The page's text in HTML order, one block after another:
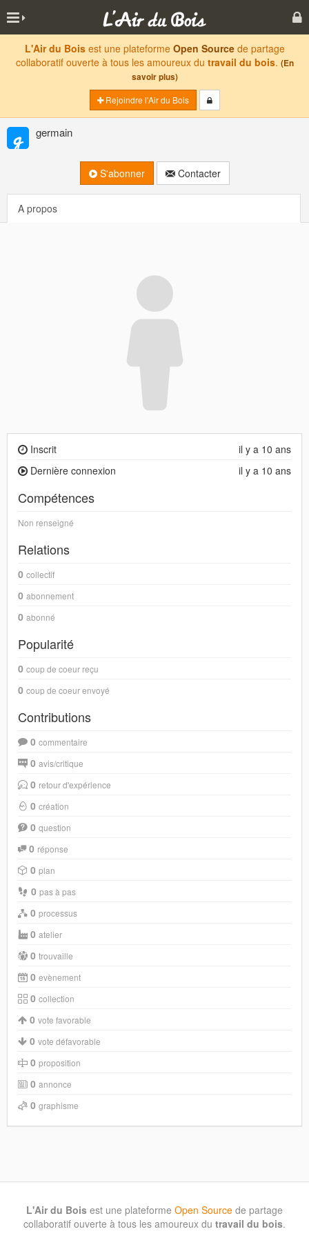
L'Air du Boisest une plateforme Open Sourcede partage
collaboratif ouverte à tous les amoureux du travail du bois. (En
savoir plus)
Rejoindre l'Air du Bois
germain
S'abonner Contacter
A propos
il y a 10 ans
Inscrit
il y a 10 ans
Dernière connexion
Compétences
Non renseigné
Relations
0 collectif
0 abonnement
0 abonné
Popularité
0 coup de coeur reçu
0 coup de coeur envoyé
Contributions
0 commentaire
0 avis/critique
0 retour d'expérience
0 création
0 question
0 réponse
0 plan
0 pas à pas
0 processus
0 atelier
0 trouvaille
0 evènement
0 collection
0 vote favorable
0 vote défavorable
0 proposition
0 annonce
0 graphisme
L'Air du Bois est une plateforme Open Source de partage
collaboratif ouverte à tous les amoureux du travail du bois.